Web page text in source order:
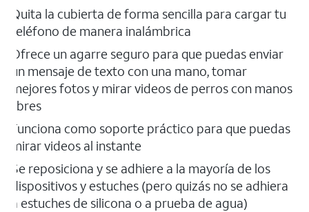
Quita la cubierta de forma sencilla para cargar tu
teléfono de manera inalámbrica
Ofrece un agarre seguro para que puedas enviar
un mensaje de texto con una mano, tomar
mejores fotos y mirar videos de perros con manos
libres
Funciona como soporte práctico para que puedas
mirar videos al instante
Se reposiciona y se adhiere a la mayoría de los
dispositivos y estuches (pero quizás no se adhiera
a estuches de silicona o a prueba de agua)